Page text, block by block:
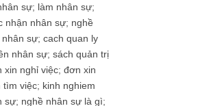
sự; làm nhân sự;
nhận nhân sự; nghề
sự; cach quan ly
nhân sự; sách quản trị
xin nghỉ việc; đơn xin
tìm việc; kinh nghiem
sự; nghề nhân sự là gì;